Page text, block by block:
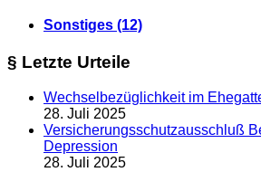
Sonstiges (12)
§ Letzte Urteile
Wechselbezüglichkeit im
28. Juli 2025
Versicherungsschutzausschluß
Depression
28. Juli 2025